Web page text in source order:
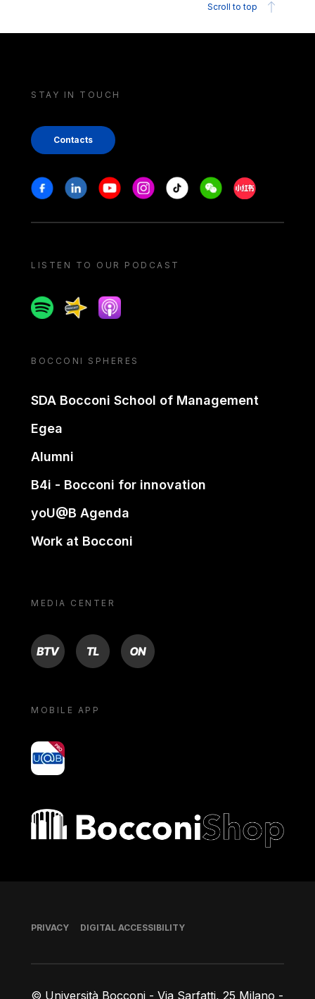
Scroll to top
STAY IN TOUCH
Contacts
Stay in touch
FacebookLinkedinYoutubeInstagram
Tiktok WeechatXiaohongshu/
LISTEN TO OUR PODCAST
SpotifySpreakerApple podcast
BOCCONI SPHERES
SDA Bocconi School of Management
Egea
Alumni
B4i - Bocconi for innovation
yoU@B Agenda
Work at Bocconi
MEDIA CENTER
BTV TL ON
MOBILE APP
yoU@B
Bocconi shop
© Università Bocconi - Via Sarfatti, 25 Milano -
Footer
PRIVACY DIGITAL ACCESSIBILITY